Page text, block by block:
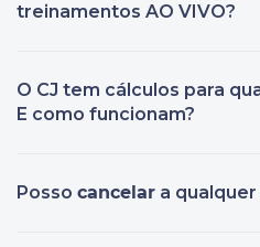
treinamentos AO VIVO?
O CJ tem cálculos para
E como funcionam?
Posso cancelar a